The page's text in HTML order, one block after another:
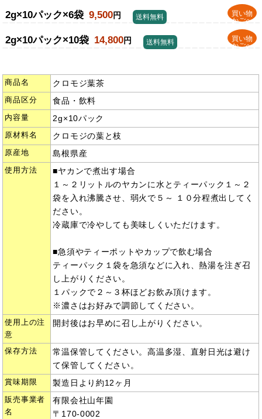
2g×10パック×6袋 9,500円
買い物
かごへ
送料無料
2g×10パック×10袋 14,800円
買い物
かごへ
送料無料
商品名 クロモジ葉茶
商品区分 食品・飲料
内容量 2g×10パック
原材料名 クロモジの葉と枝
原産地 島根県産
使用方法
■ヤカンで煮出す場合
１～２リットルのヤカンに水とティーパック１～２
袋を入れ沸騰させ、弱火で５～ １０分程煮出してく
ださい。
冷蔵庫で冷やしても美味しくいただけます。
■急須やティーポットやカップで飲む場合
ティーパック１袋を急須などに入れ、熱湯を注ぎ召
し上がりください。
１パックで２～３杯ほどお飲み頂けます。
※濃さはお好みで調節してください。
使用上の注
意
開封後はお早めに召し上がりください。
保存方法
常温保管してください。高温多湿、直射日光は避け
て保管してください。
賞味期限 製造日より約12ヶ月
販売事業者
名
有限会社山年園
〒170-0002